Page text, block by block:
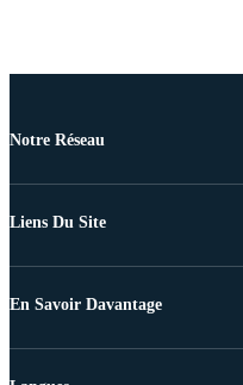
Notre Réseau
Liens Du Site
En Savoir Davantage